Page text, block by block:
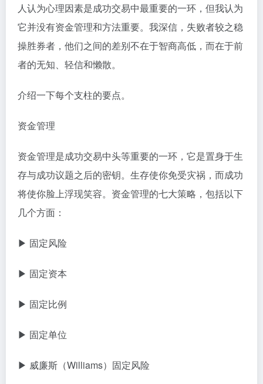
人认为心理因素是成功交易中最重要的一环，但我认为
它并没有资金管理和方法重要。我深信，失败者较之稳
操胜券者，他们之间的差别不在于智商高低，而在于前
者的无知、轻信和懒散。
介绍一下每个支柱的要点。
资金管理
资金管理是成功交易中头等重要的一环，它是置身于生
存与成功议题之后的密钥。生存使你免受灾祸，而成功
将使你脸上浮现笑容。资金管理的七大策略，包括以下
几个方面：
▶ 固定风险
▶ 固定资本
▶ 固定比例
▶ 固定单位
▶ 威廉斯（Williams）固定风险